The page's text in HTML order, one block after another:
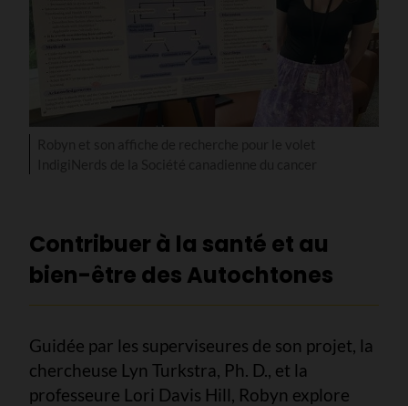
Contribuer à la santé et au
bien-être des Autochtones
Guidée par les superviseures de son projet, la
chercheuse Lyn Turkstra, Ph. D., et la
professeure Lori Davis Hill, Robyn explore